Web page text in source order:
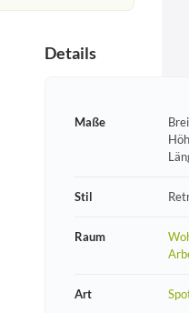
Details
Maße
Stil
Raum
Art